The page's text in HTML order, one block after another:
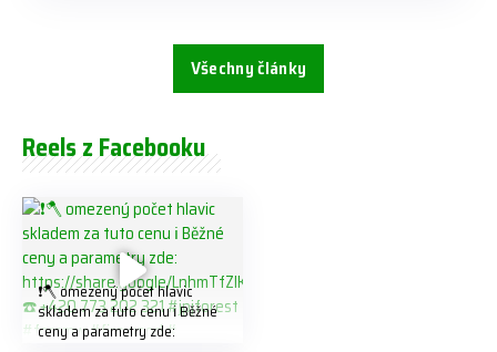
Všechny články
Reels z Facebooku
❗️🪓 omezený počet hlavic
skladem za tuto cenu ℹ️ Běžné
ceny a parametry zde: